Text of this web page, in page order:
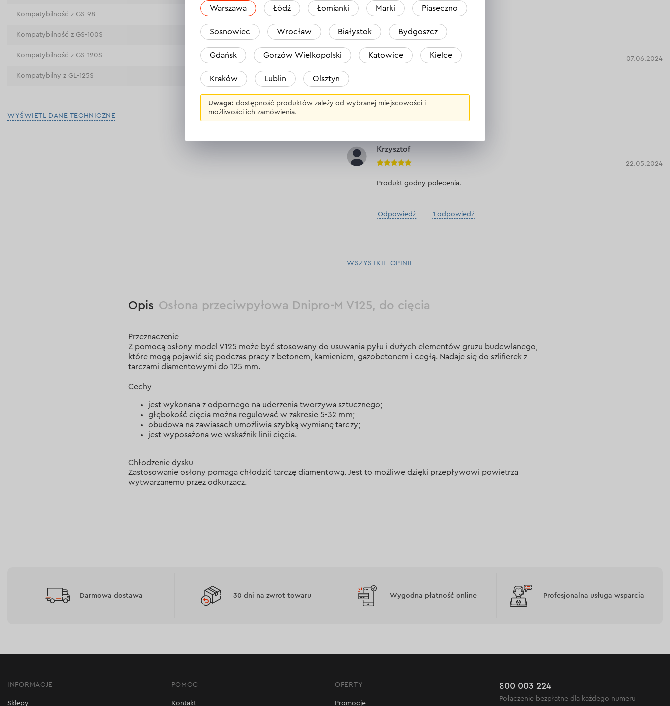
Kompatybilność z GS-98 Tak
Kompatybilność z GS-100S Tak
Kompatybilność z GS-120S Tak
Kompatybilny z GL-125S Tak
WYŚWIETL DANE TECHNICZNE
Odpowiedź 1 odpowiedź
07.06.2024
Odpowiedź
Krzysztof
22.05.2024
Produkt godny polecenia.
Odpowiedź 1 odpowiedź
WSZYSTKIE OPINIE
Opis Osłona przeciwpyłowa Dnipro-M V125, do cięcia
Przeznaczenie
Z pomocą osłony model V125 może być stosowany do usuwania pyłu i dużych elementów gruzu budowlanego,
które mogą pojawić się podczas pracy z betonem, kamieniem, gazobetonem i cegłą. Nadaje się do szlifierek z
tarczami diamentowymi do 125 mm.
Cechy
jest wykonana z odpornego na uderzenia tworzywa sztucznego;
głębokość cięcia można regulować w zakresie 5-32 mm;
obudowa na zawiasach umożliwia szybką wymianę tarczy;
jest wyposażona we wskaźnik linii cięcia.
Chłodzenie dysku
Zastosowanie osłony pomaga chłodzić tarczę diamentową. Jest to możliwe dzięki przepływowi powietrza
wytwarzanemu przez odkurzacz.
Darmowa dostawa 30 dni na zwrot towaru Wygodna płatność online Profesjonalna usługa wsparcia
INFORMACJE
Sklepy
POMOC
Kontakt
OFERTY
Promocje
800 003 224
Połączenie bezpłatne dla każdego numeru
Warszawa Łódź Łomianki Marki Piaseczno
Sosnowiec Wrocław Białystok Bydgoszcz
Gdańsk Gorzów Wielkopolski Katowice Kielce
Kraków Lublin Olsztyn
Uwaga: dostępność produktów zależy od wybranej miejscowości i
możliwości ich zamówienia.